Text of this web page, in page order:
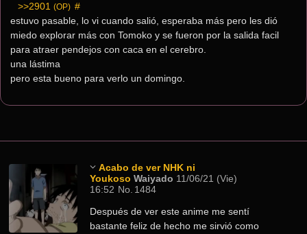
>>2901 (OP) #
estuvo pasable, lo vi cuando salió, esperaba más pero les dió
miedo explorar más con Tomoko y se fueron por la salida facil
para atraer pendejos con caca en el cerebro.
una lástima
pero esta bueno para verlo un domingo.
Acabo de ver NHK ni
Youkoso Waiyado 11/06/21 (Vie)
16:52 No. 1484
Después de ver este anime me sentí
bastante feliz de hecho me sirvió como